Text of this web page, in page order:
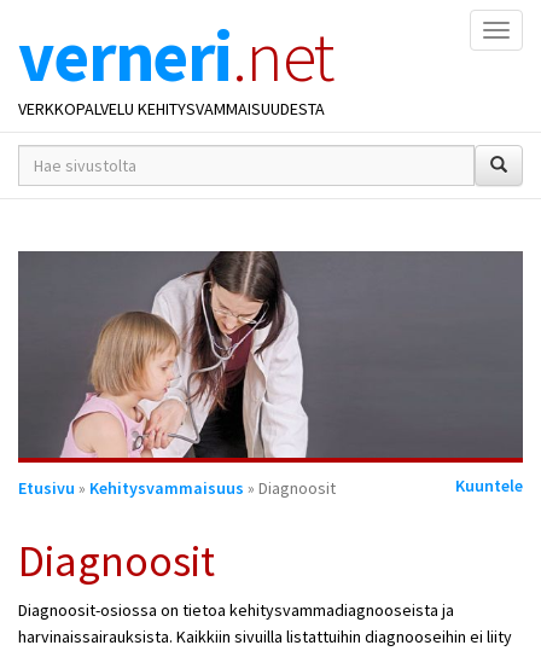
verneri.net
VERKKOPALVELU KEHITYSVAMMAISUUDESTA
hakusana(t)
*
Olet
Etusivu » Kehitysvammaisuus » Diagnoosit Kuuntele
Diagnoosit
Diagnoosit-osiossa on tietoa kehitysvammadiagnooseista ja
harvinaissairauksista. Kaikkiin sivuilla listattuihin diagnooseihin ei liity